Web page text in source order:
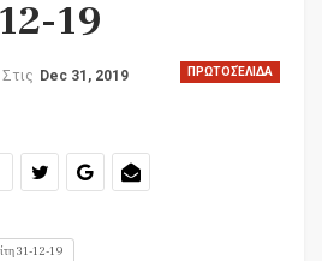
19
ΠΡΩΤΟΣΈΛΙΔΑ
Στις Dec 31, 2019
31-12-19